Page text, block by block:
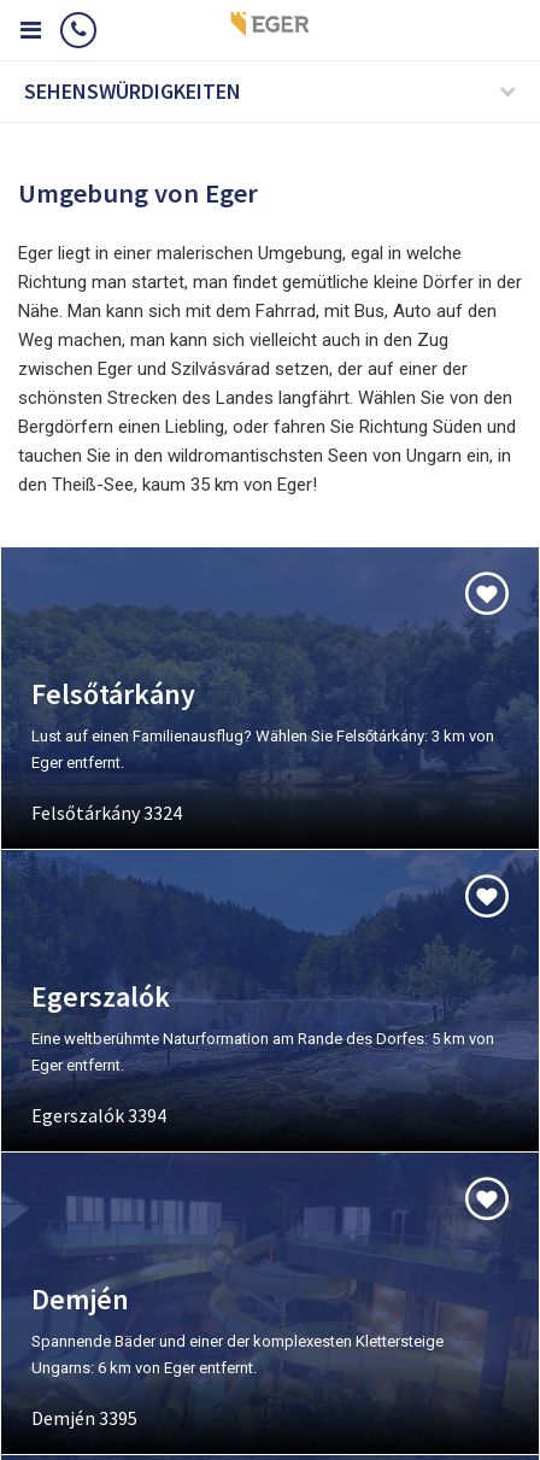
SEHENSWÜRDIGKEITEN
Umgebung von Eger
Eger liegt in einer malerischen Umgebung, egal in welche
Richtung man startet, man findet gemütliche kleine Dörfer in der
Nähe. Man kann sich mit dem Fahrrad, mit Bus, Auto auf den
Weg machen, man kann sich vielleicht auch in den Zug
zwischen Eger und Szilvásvárad setzen, der auf einer der
schönsten Strecken des Landes langfährt. Wählen Sie von den
Bergdörfern einen Liebling, oder fahren Sie Richtung Süden und
tauchen Sie in den wildromantischsten Seen von Ungarn ein, in
den Theiß-See, kaum 35 km von Eger!
Felsőtárkány
Lust auf einen Familienausflug? Wählen Sie Felsőtárkány: 3 km von
Eger entfernt.
Felsőtárkány 3324
Egerszalók
Eine weltberühmte Naturformation am Rande des Dorfes: 5 km von
Eger entfernt.
Egerszalók 3394
Demjén
Spannende Bäder und einer der komplexesten Klettersteige
Ungarns: 6 km von Eger entfernt.
Demjén 3395